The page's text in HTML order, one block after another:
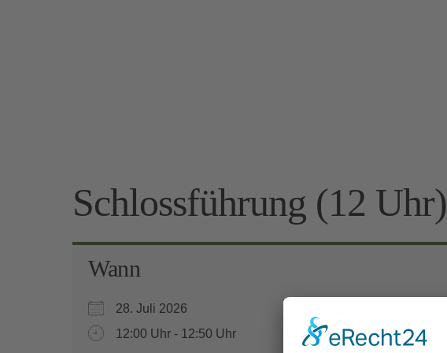
Schlossführung (12 Uhr)
Wann
28. Juli 2026
12:00 Uhr - 12:50 Uhr